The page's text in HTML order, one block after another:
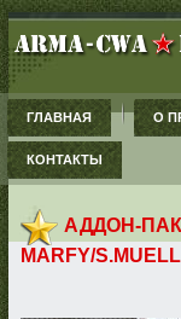
ГЛАВНАЯ О
КОНТАКТЫ
АДДОН-
MARFY/